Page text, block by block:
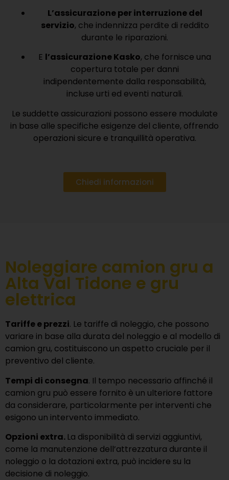
L’assicurazione per interruzione del
servizio, che indennizza perdite di reddito
durante le riparazioni.
E l’assicurazione Kasko, che fornisce una
copertura totale per danni
indipendentemente dalla responsabilità,
incluse urti ed eventi naturali.
Le suddette assicurazioni possono essere modulate
in base alle specifiche esigenze del cliente, offrendo
operazioni sicure e tranquillità operativa.
Chiedi informazioni
Noleggiare camion gru a
Alta Val Tidone e gru
elettrica
Tariffe e prezzi. Le tariffe di noleggio, che possono
variare in base alla durata del noleggio e al modello di
camion gru, costituiscono un aspetto cruciale per il
preventivo del cliente.
Tempi di consegna. Il tempo necessario affinché il
camion gru può essere fornito è un ulteriore fattore
da considerare, particolarmente per interventi che
esigono un intervento immediato.
Opzioni extra. La disponibilità di servizi aggiuntivi,
come la manutenzione dell’attrezzatura durante il
noleggio o la dotazioni extra, può incidere su la
decisione di noleggio.